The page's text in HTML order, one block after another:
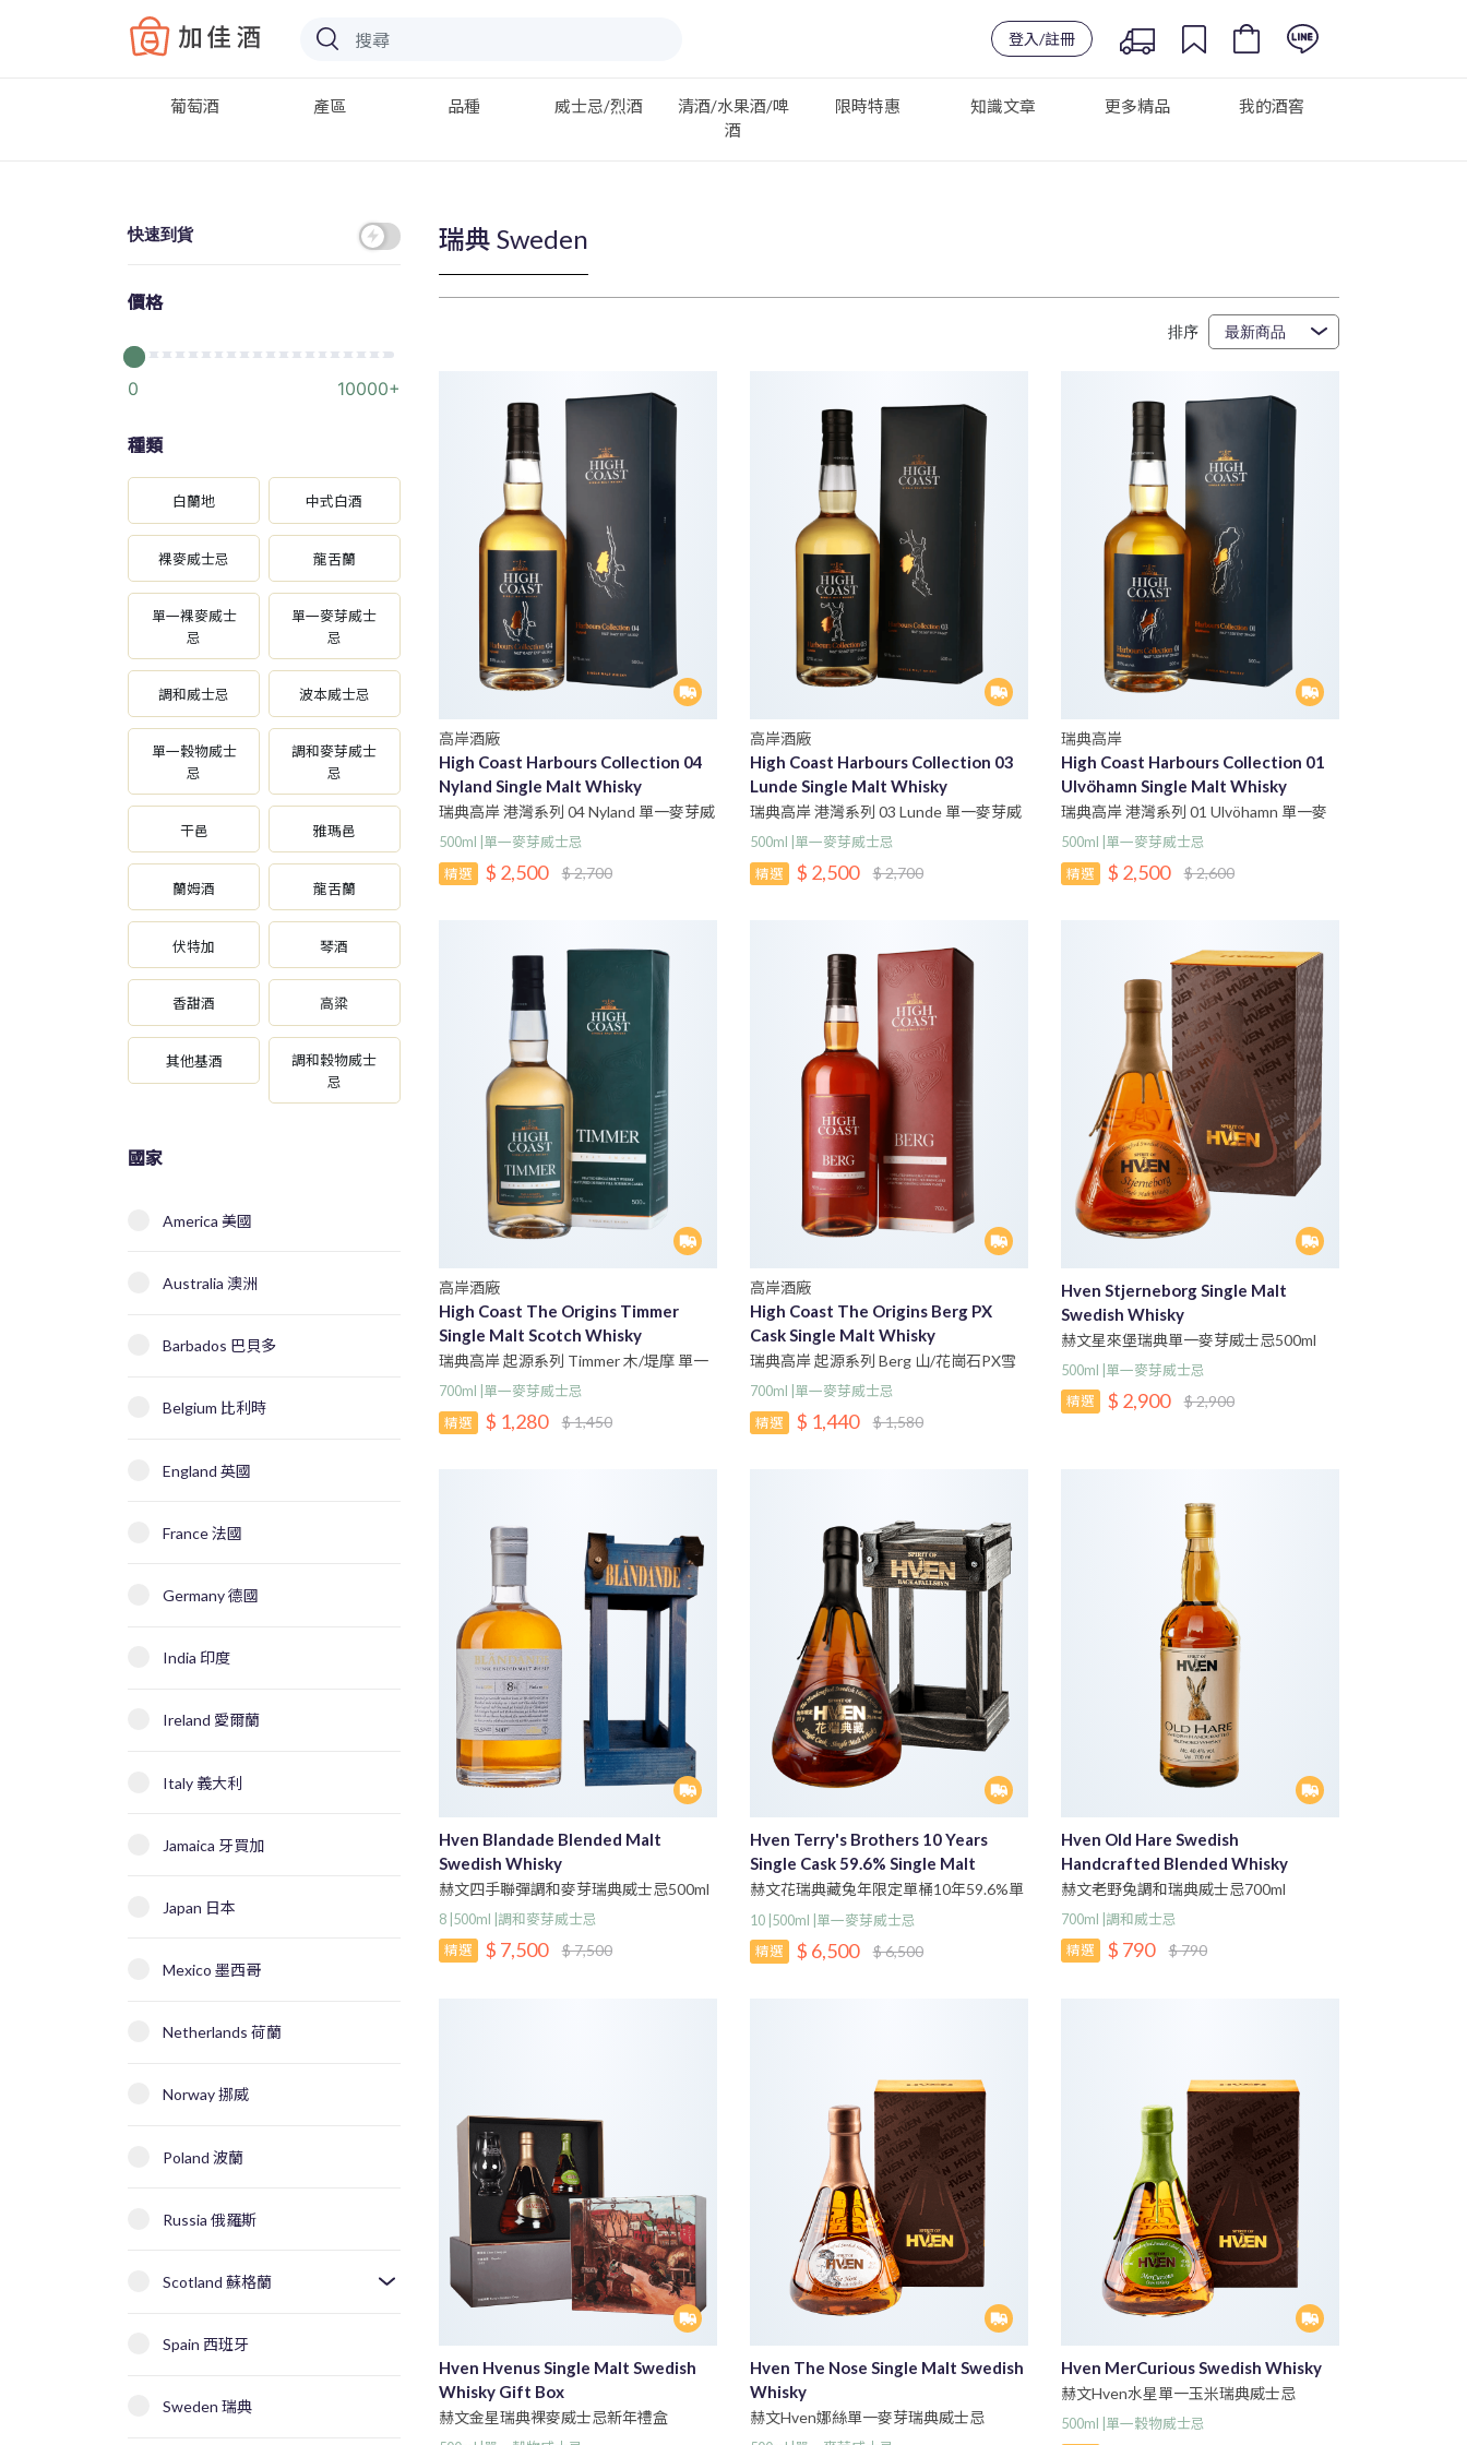
Baccus
登入/註冊
葡萄酒 產區 品種 威士忌/烈酒
清酒/水果酒/啤
酒
限時特惠 知識文章 更多精品 我的酒窖
快速到貨
價格
0 10000+
種類
白蘭地 中式白酒
裸麥威士忌 龍舌蘭
單一裸麥威士
忌
單一麥芽威士
忌
調和威士忌 波本威士忌
單一穀物威士
忌
調和麥芽威士
忌
干邑 雅瑪邑
蘭姆酒 龍舌蘭
伏特加 琴酒
香甜酒 高粱
其他基酒
調和穀物威士
忌
國家
America 美國
Australia 澳洲
Barbados 巴貝多
Belgium 比利時
England 英國
France 法國
Germany 德國
India 印度
Ireland 愛爾蘭
Italy 義大利
Jamaica 牙買加
Japan 日本
Mexico 墨西哥
Netherlands 荷蘭
Norway 挪威
Poland 波蘭
Russia 俄羅斯
Scotland 蘇格蘭
Spain 西班牙
Sweden 瑞典
瑞典 Sweden
排序
高岸酒廠
High Coast Harbours Collection 04
Nyland Single Malt Whisky
瑞典高岸 港灣系列 04 Nyland 單一麥芽威
士忌
500ml |單一麥芽威士忌
精選 $ 2,500 $ 2,700
高岸酒廠
High Coast Harbours Collection 03
Lunde Single Malt Whisky
瑞典高岸 港灣系列 03 Lunde 單一麥芽威
士忌
500ml |單一麥芽威士忌
精選 $ 2,500 $ 2,700
瑞典高岸
High Coast Harbours Collection 01
Ulvöhamn Single Malt Whisky
瑞典高岸 港灣系列 01 Ulvöhamn 單一麥
芽威士忌
500ml |單一麥芽威士忌
精選 $ 2,500 $ 2,600
高岸酒廠
High Coast The Origins Timmer
Single Malt Scotch Whisky
瑞典高岸 起源系列 Timmer 木/堤摩 單一
麥芽威士忌
700ml |單一麥芽威士忌
精選 $ 1,280 $ 1,450
高岸酒廠
High Coast The Origins Berg PX
Cask Single Malt Whisky
瑞典高岸 起源系列 Berg 山/花崗石PX雪
莉桶單一麥芽威士忌
700ml |單一麥芽威士忌
精選 $ 1,440 $ 1,580
Hven Stjerneborg Single Malt
Swedish Whisky
赫文星來堡瑞典單一麥芽威士忌500ml
500ml |單一麥芽威士忌
精選 $ 2,900 $ 2,900
Hven Blandade Blended Malt
Swedish Whisky
赫文四手聯彈調和麥芽瑞典威士忌500ml
8 |500ml |調和麥芽威士忌
精選 $ 7,500 $ 7,500
Hven Terry's Brothers 10 Years
Single Cask 59.6% Single Malt
Swedish Whisky
赫文花瑞典藏兔年限定單桶10年59.6%單
一麥芽瑞典威士忌500ml
10 |500ml |單一麥芽威士忌
精選 $ 6,500 $ 6,500
Hven Old Hare Swedish
Handcrafted Blended Whisky
赫文老野兔調和瑞典威士忌700ml
700ml |調和威士忌
精選 $ 790 $ 790
Hven Hvenus Single Malt Swedish
Whisky Gift Box
赫文金星瑞典裸麥威士忌新年禮盒
Hven The Nose Single Malt Swedish
Whisky
赫文Hven娜絲單一麥芽瑞典威士忌
Hven MerCurious Swedish Whisky
赫文Hven水星單一玉米瑞典威士忌
500ml |單一穀物威士忌